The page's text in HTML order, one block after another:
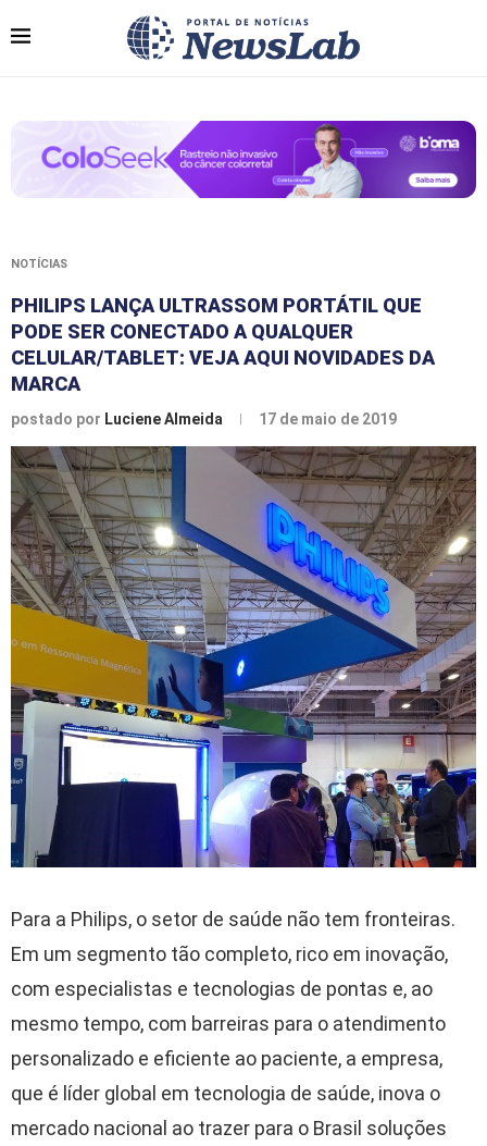
NOTÍCIAS
PHILIPS LANÇA ULTRASSOM PORTÁTIL QUE
PODE SER CONECTADO A QUALQUER
CELULAR/TABLET: VEJA AQUI NOVIDADES DA
MARCA
postado por Luciene Almeida 17 de maio de 2019
Para a Philips, o setor de saúde não tem fronteiras.
Em um segmento tão completo, rico em inovação,
com especialistas e tecnologias de pontas e, ao
mesmo tempo, com barreiras para o atendimento
personalizado e eficiente ao paciente, a empresa,
que é líder global em tecnologia de saúde, inova o
mercado nacional ao trazer para o Brasil soluções